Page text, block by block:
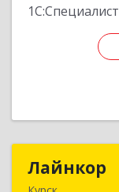
1С:Специалист
Лайнкор